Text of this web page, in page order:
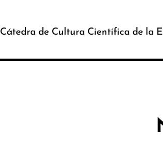
Cátedra de Cultura Científica de la